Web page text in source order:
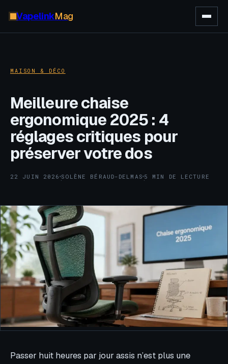
VapelinkMag
MAISON & DÉCO
Meilleure chaise
ergonomique 2025 : 4
réglages critiques pour
préserver votre dos
22 JUIN 2026·SOLÈNE BÉRAUD-DELMAS ·
5 MIN DE LECTURE
Passer huit heures par jour assis n’est plus une